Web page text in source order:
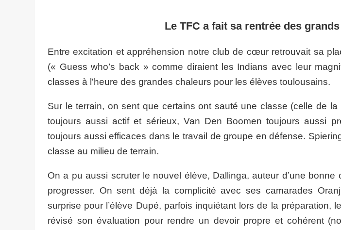
Le TFC a fait sa rentrée des grands
Entre excitation et appréhension notre club de cœur retrouvait sa
(« Guess who’s back » comme diraient les Indians avec leur
classes à l'heure des grandes chaleurs pour les élèves toulousains.
Sur le terrain, on sent que certains ont sauté une classe (celle de
toujours aussi actif et sérieux, Van Den Boomen toujours aussi
toujours aussi efficaces dans le travail de groupe en défense.
classe au milieu de terrain.
On a pu aussi scruter le nouvel élève, Dallinga, auteur d’une bonne
progresser. On sent déjà la complicité avec ses camarades
surprise pour l’élève Dupé, parfois inquiétant lors de la préparation,
révisé son évaluation pour rendre un devoir propre et cohérent